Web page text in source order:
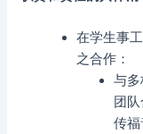
在学生事
之合作：
与多
团
传福